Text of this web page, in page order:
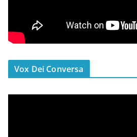
Vox Dei Conversa